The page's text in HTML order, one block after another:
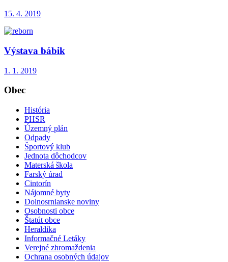
15. 4. 2019
Výstava bábik
1. 1. 2019
Obec
História
PHSR
Územný plán
Odpady
Športový klub
Jednota dôchodcov
Materská škola
Farský úrad
Cintorín
Nájomné byty
Dolnosrnianske noviny
Osobnosti obce
Štatút obce
Heraldika
Informačné Letáky
Verejné zhromaždenia
Ochrana osobných údajov